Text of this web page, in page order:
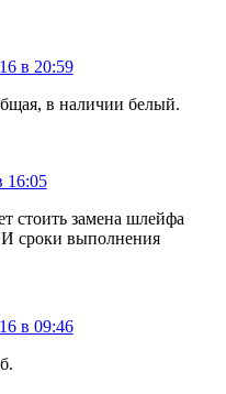
в 20:59
в наличии белый.
16:05
стоить замена шлейфа
сроки выполнения
в 09:46